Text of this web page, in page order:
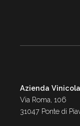
Azienda
Via Roma, 106
31047 Ponte di